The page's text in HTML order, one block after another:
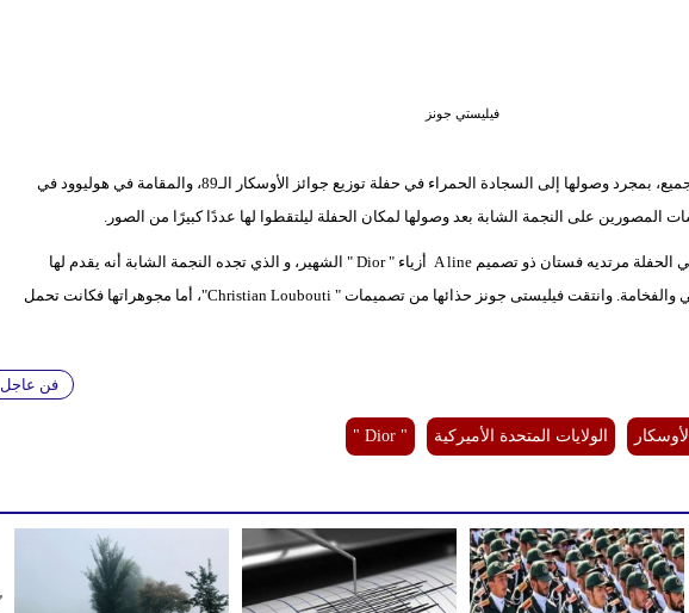
فيليستي جونز
سحرت النجمة العالمية فيليستي جونز الجميع، بمجرد وصولها إلى السجادة الحمراء في حفلة توزيع جوائز الأوسكار الـ89، والمقامة في هوليوود في
المصورين على النجمة الشابة بعد وصولها لمكان الحفلة ليلتقطوا لها عددًا كبيرًا من الصور.
وظهرت فيليستي جونز ذات الـ 33 عامًا في الحفلة مرتديه فستان ذو تصميم A line أزياء " Dior " الشهير، و الذي تجده النجمة الشابة أنه يقدم لها
التصميمات التي تحمل كل مقومات الرقي والفخامة. وانتقت فيليستى جونز حذائها من تصميمات " Christian Loubouti"، أما مجوهراتها فكانت تحمل
فن عاجل
الأوسكار الولايات المتحدة الأميركية " Dior "